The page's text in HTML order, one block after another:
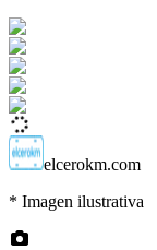
elcerokm.com
* Imagen ilustrativa